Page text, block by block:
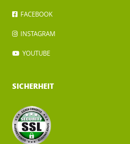
FACEBOOK
INSTAGRAM
YOUTUBE
SICHERHEIT